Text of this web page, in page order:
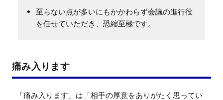
至らない点が多いにもかかわらず会議の進行役
を任せていただき、恐縮至極です。
痛み入ります
「痛み入ります」は「相手の厚意をありがたく思ってい